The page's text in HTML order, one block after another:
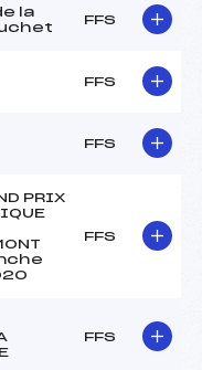
la
FFS
FFS
FFS
PRIX
FFS
FFS